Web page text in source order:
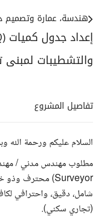
والتشطيبات
هندسة، عمارة وتصميم
تفاصيل المشروع
السلام عليكم ورحمة الله
شامل، دقيق، واحترافي
(تجاري سكني).